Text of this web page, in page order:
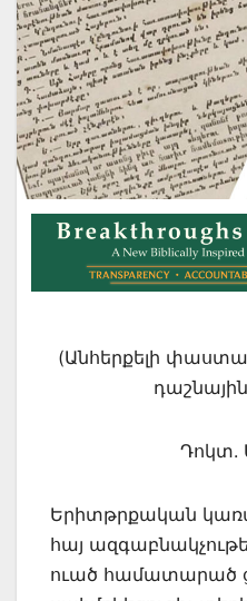
(Անհերքելի
Դոկտ.
Երիտթրքական
հայ
ուած համատարած